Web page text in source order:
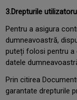
3.Drepturile
Pentru a asigura
dumneavoastră,
puteți folosi pentru a
datele
Prin citirea
garantate drepturile